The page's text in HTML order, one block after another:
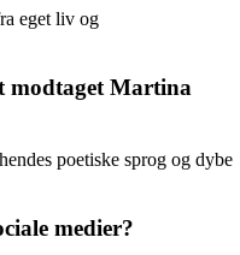
eget liv og
modtaget Martina
poetiske sprog og dybe
medier?